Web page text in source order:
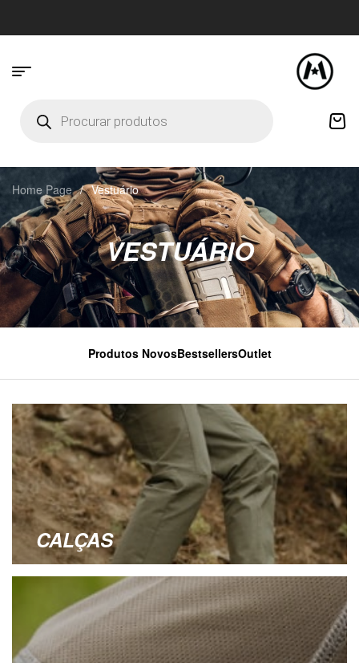
VESTUÁRIO
Home Page / Vestuário
Produtos NovosBestsellersOutlet
CALÇAS